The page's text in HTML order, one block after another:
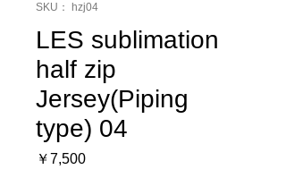
SKU： hzj04
LES sublimation
half zip
Jersey(Piping
type) 04
￥7,500価